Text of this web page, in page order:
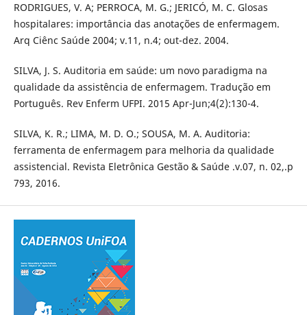
RODRIGUES, V. A; PERROCA, M. G.; JERICÓ, M. C. Glosas
hospitalares: importância das anotações de enfermagem.
Arq Ciênc Saúde 2004; v.11, n.4; out-dez. 2004.
SILVA, J. S. Auditoria em saúde: um novo paradigma na
qualidade da assistência de enfermagem. Tradução em
Português. Rev Enferm UFPI. 2015 Apr-Jun;4(2):130-4.
SILVA, K. R.; LIMA, M. D. O.; SOUSA, M. A. Auditoria:
ferramenta de enfermagem para melhoria da qualidade
assistencial. Revista Eletrônica Gestão & Saúde .v.07, n. 02,.p
793, 2016.